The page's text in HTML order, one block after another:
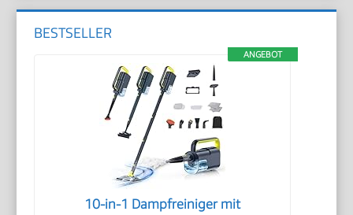
BESTSELLER
ANGEBOT
10-in-1 Dampfreiniger mit